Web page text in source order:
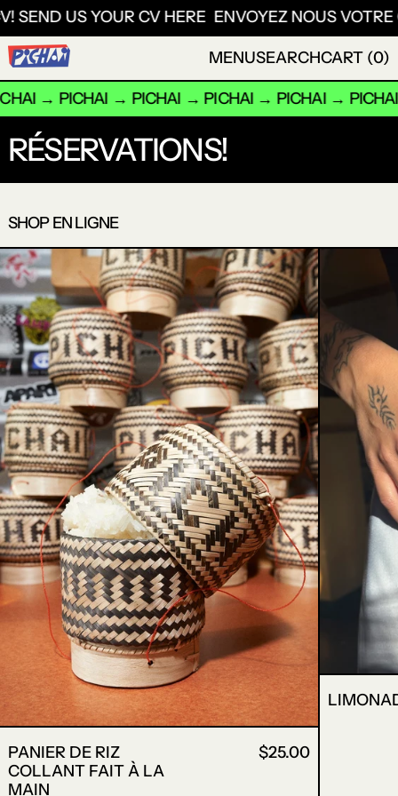
US YOUR CV HERE ENVOYEZ NOUS VOTRE
MENUSEARCHCART (0)
PICHAI → PICHAI → PICHAI → PICHAI → PICHAI →
RÉSERVATIONS!
SHOP EN LIGNE
PANIER DE RIZ COLLANT FAIT
PANIER DE RIZ
COLLANT FAIT À LA
MAIN
$25.00